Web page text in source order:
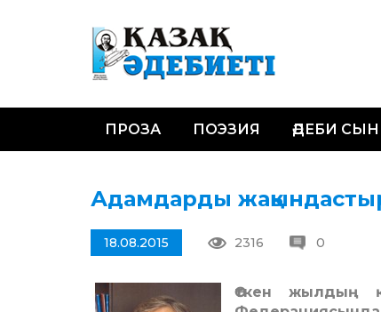
ПРОЗА ПОЭЗИЯ ӘДЕБИ СЫН
Адамдарды
18.08.2015 2316 0
Өткен жылдың